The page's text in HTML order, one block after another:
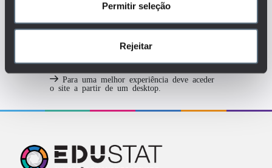
Permitir seleção
Rejeitar
Para uma melhor experiência deve aceder
o site a partir de um desktop.